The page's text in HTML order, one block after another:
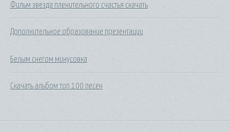
Фильм звезда пленительного счастья скачать
Дополнительное образование презентации
Белым снегом минусовка
Скачать альбом топ 100 песен